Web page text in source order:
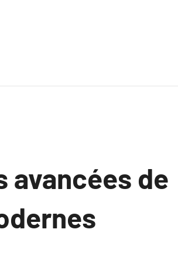
avancées de